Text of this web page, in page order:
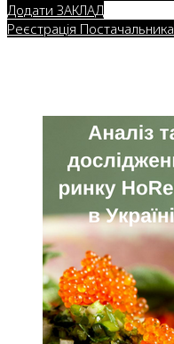
Додати ЗАКЛАД
Реєстрація Постачальника